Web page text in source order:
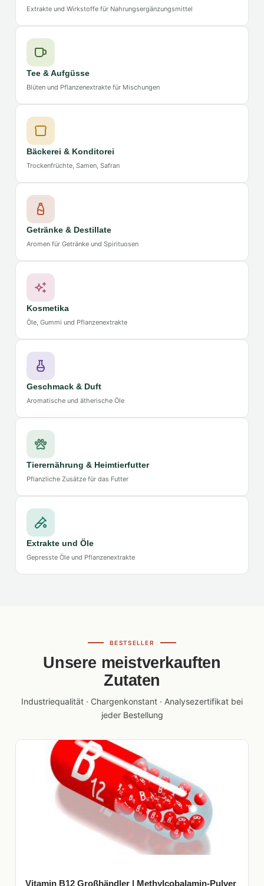
Extrakte und Wirkstoffe für Nahrungsergänzungsmittel
Tee & Aufgüsse
Blüten und Pflanzenextrakte für Mischungen
Bäckerei & Konditorei
Trockenfrüchte, Samen, Safran
Getränke & Destillate
Aromen für Getränke und Spirituosen
Kosmetika
Öle, Gummi und Pflanzenextrakte
Geschmack & Duft
Aromatische und ätherische Öle
Tierernährung & Heimtierfutter
Pflanzliche Zusätze für das Futter
Extrakte und Öle
Gepresste Öle und Pflanzenextrakte
BESTSELLER
Unsere meistverkauften
Zutaten
Industriequalität · Chargenkonstant · Analysezertifikat bei
jeder Bestellung
Vitamin B12 Großhändler | Methylcobalamin-Pulver